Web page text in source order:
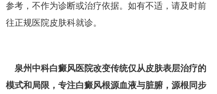
参考，不作为诊断或治疗依据。如有不适，请及时前
往正规医院皮肤科就诊。
泉州中科白癜风医院改变传统仅从皮肤表层治疗的
模式和局限，专注白癜风根源血液与脏腑，源根同步